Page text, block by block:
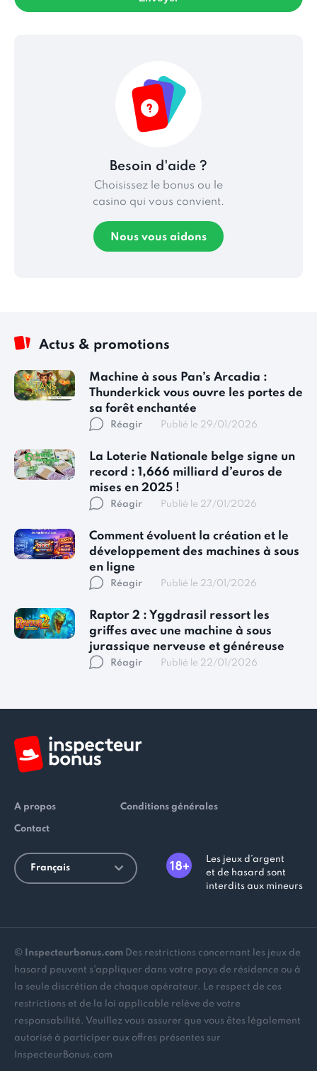
Besoin d'aide ?
Choisissez le bonus ou le
casino qui vous convient.
Nous vous aidons
Actus & promotions
Machine à sous Pan’s Arcadia :
Thunderkick vous ouvre les portes de
sa forêt enchantée
Réagir Publié le 29/01/2026
La Loterie Nationale belge signe un
record : 1,666 milliard d’euros de
mises en 2025 !
Réagir Publié le 27/01/2026
Comment évoluent la création et le
développement des machines à sous
en ligne
Réagir Publié le 23/01/2026
Raptor 2 : Yggdrasil ressort les
griffes avec une machine à sous
jurassique nerveuse et généreuse
Réagir Publié le 22/01/2026
A propos
Contact
Conditions générales
Français
Les jeux d’argent
et de hasard sont
interdits aux mineurs
© Inspecteurbonus.com Des restrictions concernant les jeux de
hasard peuvent s'appliquer dans votre pays de résidence ou à
la seule discrétion de chaque opérateur. Le respect de ces
restrictions et de la loi applicable relève de votre
responsabilité. Veuillez vous assurer que vous êtes légalement
autorisé à participer aux offres présentes sur
InspecteurBonus.com